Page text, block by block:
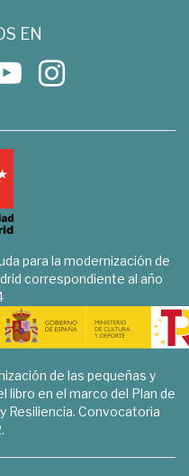
EN
para la modernización de
correspondiente al año
de las pequeñas y
en el marco del Plan de
Resiliencia. Convocatoria